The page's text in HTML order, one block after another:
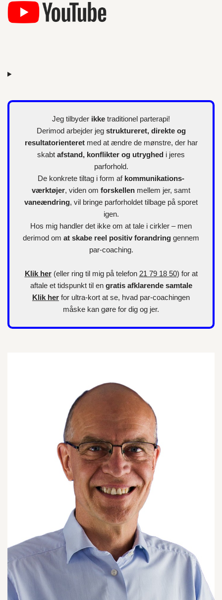
Jeg tilbyder ikke traditionel parterapi!
Derimod arbejder jeg struktureret, direkte og
resultatorienteretmed at ændre de mønstre, der har
skabt afstand, konflikter og utryghed i jeres
parforhold.
De konkrete tiltag i form af kommunikations-
værktøjer, viden om forskellen mellem jer, samt
vaneændring, vil bringe parforholdet tilbage på sporet
igen.
Hos mig handler det ikke om at tale i cirkler – men
derimod om at skabe reel positiv forandring gennem
par-coaching.
Klik her(eller ring til mig på telefon 21 79 18 50) for at
aftale et tidspunkt til en gratis afklarende samtale
Klik her for ultra-kort at se, hvad par-coachingen
måske kan gøre for dig og jer.